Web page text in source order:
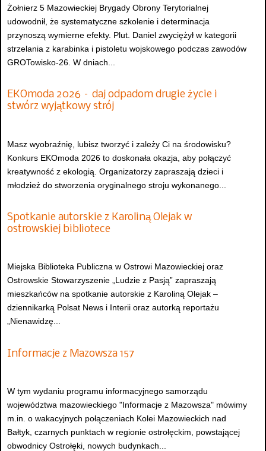
Żołnierz 5 Mazowieckiej Brygady Obrony Terytorialnej
udowodnił, że systematyczne szkolenie i determinacja
przynoszą wymierne efekty. Plut. Daniel zwyciężył w kategorii
strzelania z karabinka i pistoletu wojskowego podczas zawodów
GROTowisko-26. W dniach...
EKOmoda 2026 – daj odpadom drugie życie i
stwórz wyjątkowy strój
Masz wyobraźnię, lubisz tworzyć i zależy Ci na środowisku?
Konkurs EKOmoda 2026 to doskonała okazja, aby połączyć
kreatywność z ekologią. Organizatorzy zapraszają dzieci i
młodzież do stworzenia oryginalnego stroju wykonanego...
Spotkanie autorskie z Karoliną Olejak w
ostrowskiej bibliotece
Miejska Biblioteka Publiczna w Ostrowi Mazowieckiej oraz
Ostrowskie Stowarzyszenie „Ludzie z Pasją” zapraszają
mieszkańców na spotkanie autorskie z Karoliną Olejak –
dziennikarką Polsat News i Interii oraz autorką reportażu
„Nienawidzę...
Informacje z Mazowsza 157
W tym wydaniu programu informacyjnego samorządu
województwa mazowieckiego "Informacje z Mazowsza" mówimy
m.in. o wakacyjnych połączeniach Kolei Mazowieckich nad
Bałtyk, czarnych punktach w regionie ostrołęckim, powstającej
obwodnicy Ostrołęki, nowych budynkach...